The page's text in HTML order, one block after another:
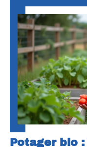
Potager bio